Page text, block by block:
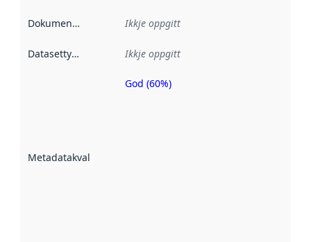
Dokumentasjon Ikkje oppgitt
Datasettype Ikkje oppgitt
Metadatakvalitet
Metadatakvalitet
God (60%)